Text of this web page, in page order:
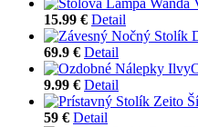
15.99 € Detail
69.9 € Detail
9.99 € Detail
59 € Detail